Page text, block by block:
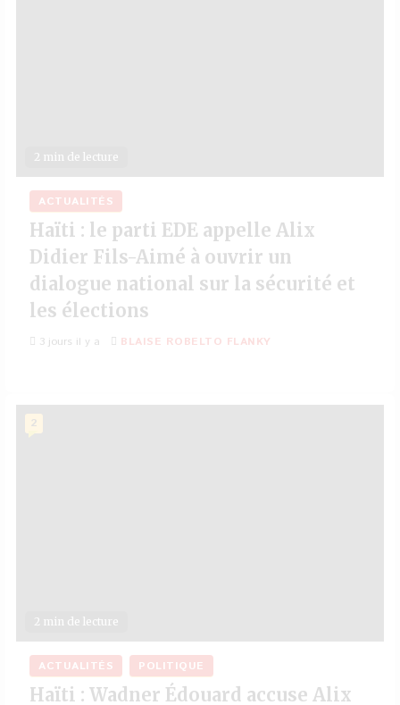
2 min de lecture
ACTUALITÉS
Haïti : le parti EDE appelle Alix
Didier Fils-Aimé à ouvrir un
dialogue national sur la sécurité et
les élections
3 jours il y a BLAISE ROBELTO FLANKY
2 min de lecture
2
ACTUALITÉS POLITIQUE
Haïti : Wadner Édouard accuse Alix